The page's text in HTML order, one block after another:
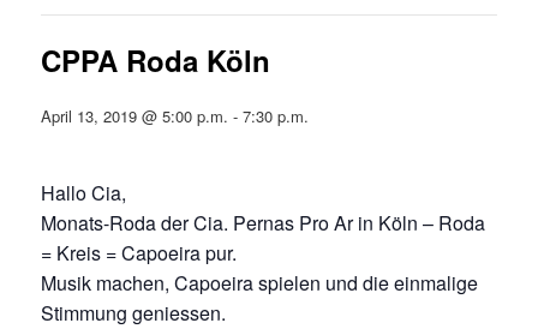
CPPA Roda Köln
April 13, 2019 @ 5:00 p.m. -7:30 p.m.
Hallo Cia,
Monats-Roda der Cia. Pernas Pro Ar in Köln – Roda
= Kreis = Capoeira pur.
Musik machen, Capoeira spielen und die einmalige
Stimmung geniessen.